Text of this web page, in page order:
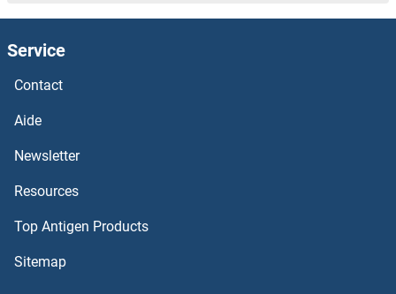
Amphiphysin Kits ELISA
AMPD2 Kits ELISA
AMOTL2 Kits ELISA
Service
Contact
Aide
Newsletter
Resources
Top Antigen Products
Sitemap